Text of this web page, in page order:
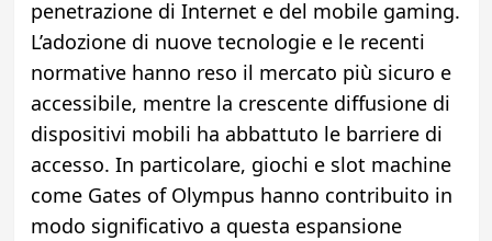
penetrazione di Internet e del mobile gaming.
L’adozione di nuove tecnologie e le recenti
normative hanno reso il mercato più sicuro e
accessibile, mentre la crescente diffusione di
dispositivi mobili ha abbattuto le barriere di
accesso. In particolare, giochi e slot machine
come Gates of Olympus hanno contribuito in
modo significativo a questa espansione